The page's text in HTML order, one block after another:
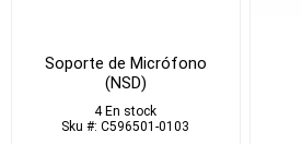
Soporte de Micrófono
(NSD)
4 En stock
Sku #: C596501-0103